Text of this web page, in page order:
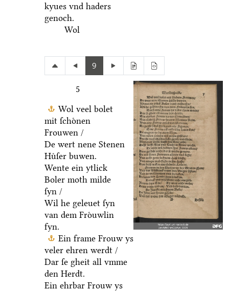
kyues vnd haders
genoch.
Wol
9
5
Wol veel bolet
mit ſchoͤnen
Frouwen /
De wert nene Stenen
Huͤſer buwen.
Wente ein ytlick
Boler moth milde
ſyn /
Wil he geleuet ſyn
van dem Froͤuwlin
fyn.
Ein frame Frouw ys
veler ehren werdt /
Dar ſe gheit all vmme
den Herdt.
Ein ehrbar Frouw ys